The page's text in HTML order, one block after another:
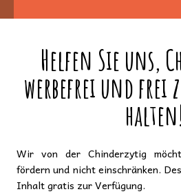
Helfen Sie uns,
werbefrei und frei
Wir von der Chinderzytig
fördern und nicht einschränken.
Inhalt gratis zur Verfügung.